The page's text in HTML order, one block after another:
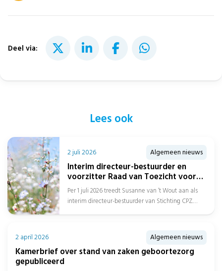
Deel via:
Lees ook
2 juli 2026 Algemeen nieuws
Interim directeur-bestuurder en
voorzitter Raad van Toezicht voor
Stichting CPZ
Per 1 juli 2026 treedt Susanne van ‘t Wout aan als
interim directeur-bestuurder van Stichting CPZ.
2 april 2026 Algemeen nieuws
Kamerbrief over stand van zaken geboortezorg
gepubliceerd